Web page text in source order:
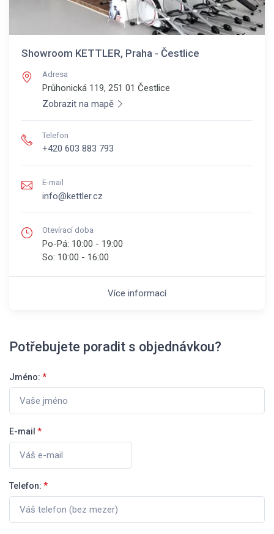
Showroom KETTLER, Praha - Čestlice
Adresa
Průhonická 119, 251 01 Čestlice
Zobrazit na mapě
Telefon
+420 603 883 793
E-mail
info@kettler.cz
Otevírací doba
Po-Pá: 10:00 - 19:00
So: 10:00 - 16:00
Více informací
Potřebujete poradit s objednávkou?
Jméno: *
E-mail *
Telefon: *